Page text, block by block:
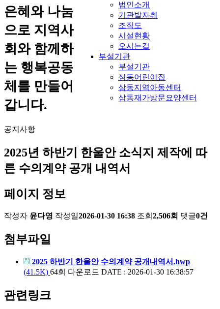
법인소개
기관발자취
조직도
시설현황
오시는길
부설기관
부설기관
삼동어린이집
삼동지역아동센터
삼동재가방문요양센터
은혜와 나눔
으로 지역사
회와 함께하
는 행복공동
체를 만들어
갑니다.
공지사항
2025년 하반기 한울안 소식지 제작에 따
른 수의계약 공개 내역서
페이지 정보
작성자 윤다영 작성일2026-01-30 16:38 조회 2,506회 댓글0건
첨부파일
2025 하반기 한울안 수의계약 공개내역서.hwp
(41.5K) 64회 다운로드 DATE : 2026-01-30 16:38:57
관련링크